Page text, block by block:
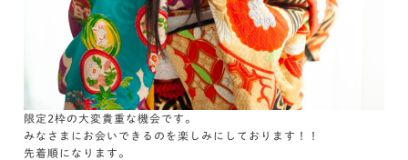
限定2枠の大変貴重な機会です。
みなさまにお会いできるのを楽しみにしております！！
先着順になります。